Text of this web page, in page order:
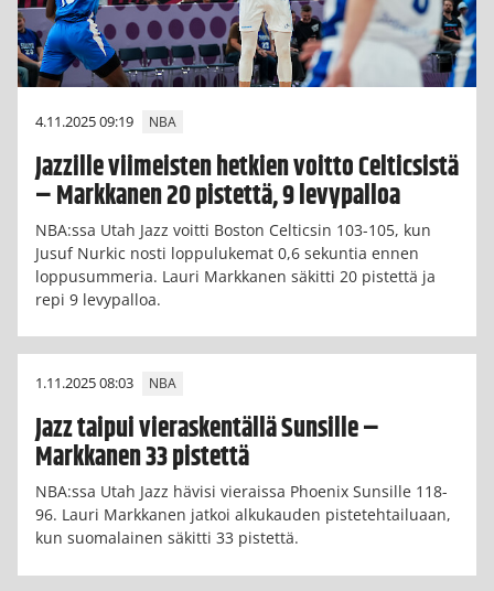
4.11.2025 09:19 NBA
Jazzille viimeisten hetkien voitto Celticsistä
– Markkanen 20 pistettä, 9 levypalloa
NBA:ssa Utah Jazz voitti Boston Celticsin 103-105, kun
Jusuf Nurkic nosti loppulukemat 0,6 sekuntia ennen
loppusummeria. Lauri Markkanen säkitti 20 pistettä ja
repi 9 levypalloa.
1.11.2025 08:03 NBA
Jazz taipui vieraskentällä Sunsille –
Markkanen 33 pistettä
NBA:ssa Utah Jazz hävisi vieraissa Phoenix Sunsille 118-
96. Lauri Markkanen jatkoi alkukauden pistetehtailuaan,
kun suomalainen säkitti 33 pistettä.